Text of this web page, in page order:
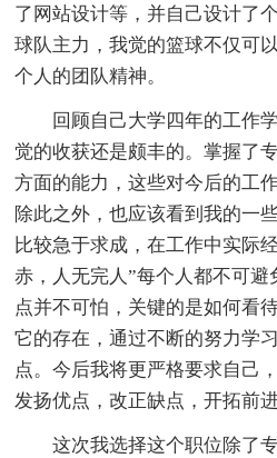
了网站设计等，并自己设计了
球队主力，我觉的篮球不仅可
个人的团队精神。
回顾自己大学四年的工作
觉的收获还是颇丰的。掌握了
方面的能力，这些对今后的工
除此之外，也应该看到我的一
比较急于求成，在工作中实际
赤，人无完人”每个人都不可
点并不可怕，关键的是如何看
它的存在，通过不断的努力学
点。今后我将更严格要求自己
发扬优点，改正缺点，开拓前进
这次我选择这个职位除了